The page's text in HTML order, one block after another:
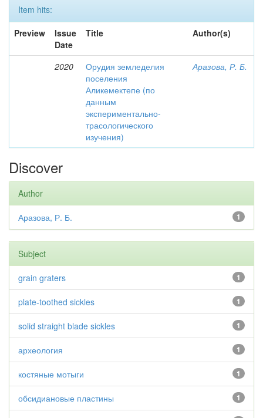
Item hits:
Preview
Issue
Date
Title Author(s)
2020
Орудия земледелия
поселения
Аликемектепе (по
данным
экспериментально-
трасологического
изучения)
Аразова, Р. Б.
Discover
Author
1
Аразова, Р. Б.
Subject
1
grain graters
1
plate-toothed sickles
1
solid straight blade sickles
1
археология
1
костяные мотыги
1
обсидиановые пластины